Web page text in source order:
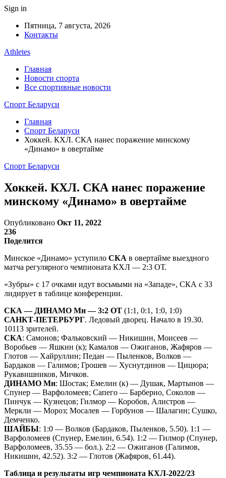
Sign in
Пятница, 7 августа, 2026
Контакты
Athletes
Главная
Новости спорта
Все спортивные новости
Спорт Беларуси
Главная
Спорт Беларуси
Хоккей. КХЛ. СКА нанес поражение минскому
«Динамо» в овертайме
Спорт Беларуси
Хоккей. КХЛ. СКА нанес поражение
минскому «Динамо» в овертайме
Опубликовано Окт 11, 2022
236
Поделится
Минское «Динамо» уступило СКА в овертайме выездного
матча регулярного чемпионата КХЛ — 2:3 ОТ.
«Зубры» с 17 очками идут восьмыми на «Западе», СКА с 33
лидирует в таблице конференции.
СКА — ДИНАМО Мн — 3:2 ОТ (1:1, 0:1, 1:0, 1:0)
САНКТ-ПЕТЕРБУРГ. Ледовый дворец. Начало в 19.30.
10113 зрителей.
СКА: Самонов; Фальковский — Никишин, Моисеев —
Воробьев — Яшкин (к); Камалов — Ожиганов, Жафяров —
Глотов — Хайруллин; Педан — Пыленков, Волков —
Бардаков — Галимов; Грошев — Хуснутдинов — Цицюра;
Рукавишников, Мичков.
ДИНАМО Мн: Шостак; Емелин (к) — Душак, Мартынов —
Спунер — Варфоломеев; Сапего — Барберио, Соколов —
Пинчук — Кузнецов; Гилмор — Коробов, Алистров —
Меркли — Мороз; Мосалев — Горбунов — Шалагин; Сушко,
Демченко.
ШАЙБЫ: 1:0 — Волков (Бардаков, Пыленков, 5.50). 1:1 —
Варфоломеев (Спунер, Емелин, 6.54). 1:2 — Гилмор (Спунер,
Варфоломеев, 35.55 — бол.). 2:2 — Ожиганов (Галимов,
Никишин, 42.52). 3:2 — Глотов (Жафяров, 61.44).
Таблица и результаты игр чемпионата КХЛ-2022/23